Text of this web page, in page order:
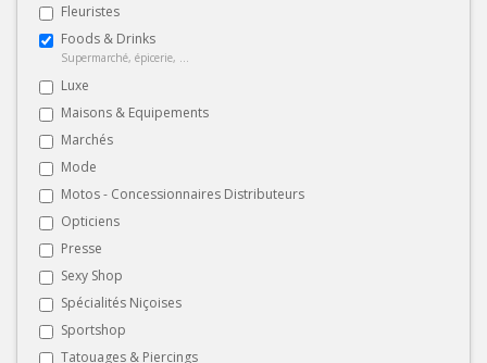
Fleuristes
Foods & Drinks
Supermarché, épicerie, ...
Luxe
Maisons & Equipements
Marchés
Mode
Motos - Concessionnaires Distributeurs
Opticiens
Presse
Sexy Shop
Spécialités Niçoises
Sportshop
Tatouages & Piercings